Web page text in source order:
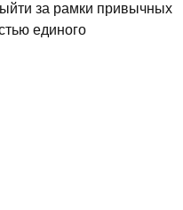
за рамки привычных
единого